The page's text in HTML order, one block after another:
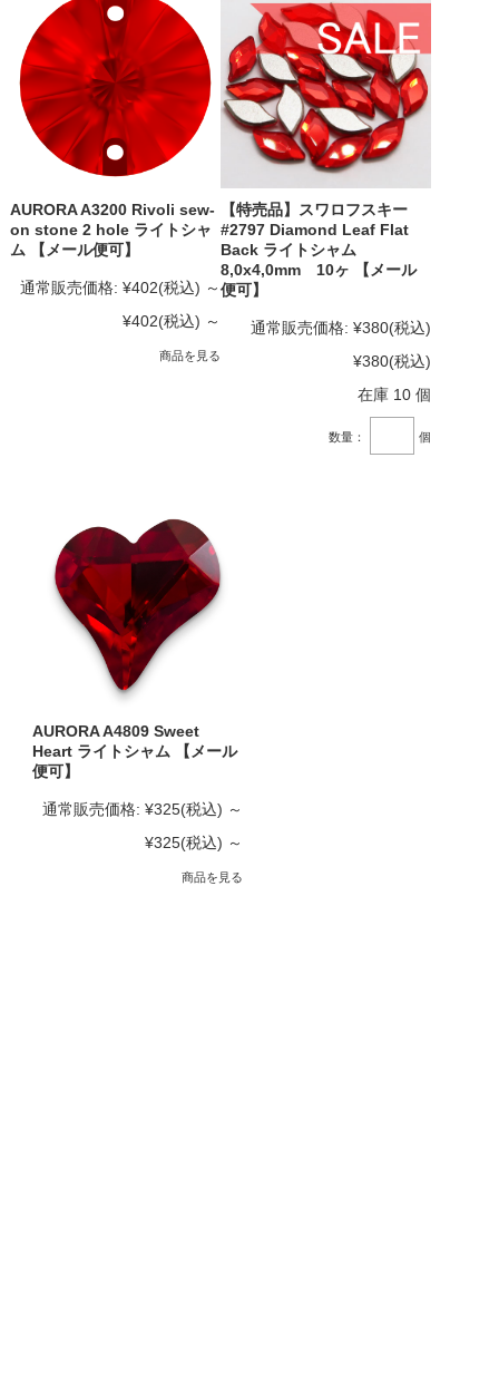
AURORA A3200 Rivoli sew-
on stone 2 hole ライトシャ
ム 【メール便可】
通常販売価格: ¥402(税込) ～
¥402(税込) ～
商品を見る
【特売品】スワロフスキー
#2797 Diamond Leaf Flat
Back ライトシャム
8,0x4,0mm 10ヶ 【メール
便可】
通常販売価格: ¥380(税込)
¥380(税込)
在庫 10 個
数量： 個
AURORA A4809 Sweet
Heart ライトシャム 【メール
便可】
通常販売価格: ¥325(税込) ～
¥325(税込) ～
商品を見る